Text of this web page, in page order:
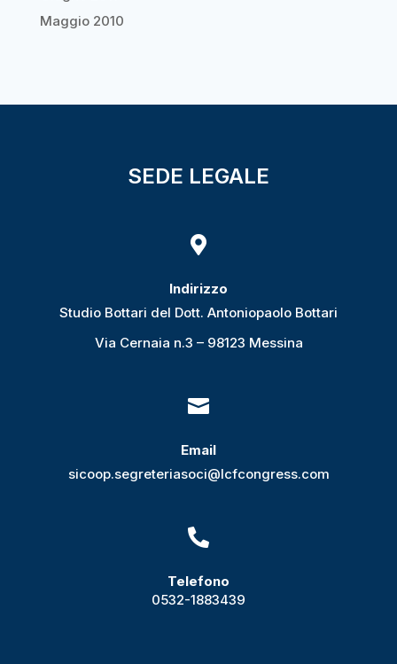
Maggio 2010
SEDE LEGALE

Indirizzo
Studio Bottari del Dott. Antoniopaolo Bottari
Via Cernaia n.3 – 98123 Messina

Email
sicoop.segreteriasoci@lcfcongress.com

Telefono
0532-1883439